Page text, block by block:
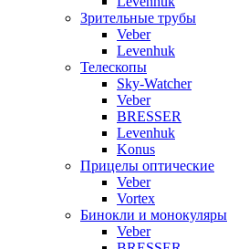
Зрительные трубы
Veber
Levenhuk
Телескопы
Sky-Watcher
Veber
BRESSER
Levenhuk
Konus
Прицелы оптические
Veber
Vortex
Бинокли и монокуляры
Veber